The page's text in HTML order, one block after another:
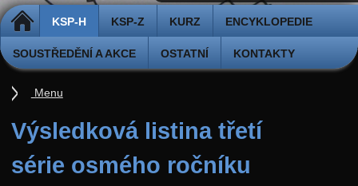
DOMŮ KSP-H KSP-Z KURZ ENCYKLOPEDIE
SOUSTŘEDĚNÍ A AKCE OSTATNÍ KONTAKTY
Výsledková listina třetí
série osmého ročníku
Menu
Pravidla
Přihláška k řešení